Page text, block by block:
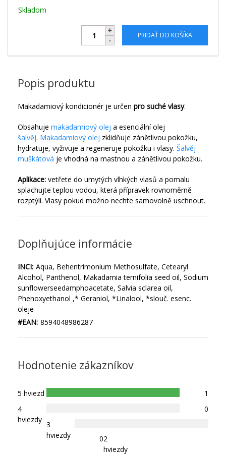
Skladom
PRIDAŤ DO KOŠÍKA
Popis produktu
Makadamiový kondicionér je určen pro suché vlasy.
Obsahuje makadamiový olej a esenciální olej
šalvěj. Makadamiový olej zklidňuje zánětlivou pokožku,
hydratuje, vyživuje a regeneruje pokožku i vlasy. Šalvěj
muškátová je vhodná na mastnou a zánětlivou pokožku.
Aplikace: vetřete do umytých vlhkých vlasů a pomalu
splachujte teplou vodou, která přípravek rovnoměrně
rozptýlí. Vlasy pokud možno nechte samovolně uschnout.
Doplňujúce informácie
INCI: Aqua, Behentrimonium Methosulfate, Cetearyl
Alcohol, Panthenol, Makadamia ternifolia seed oil, Sodium
sunflowerseedamphoacetate, Salvia sclarea oil,
Phenoxyethanol ,* Geraniol, *Linalool, *slouč. esenc.
oleje
#EAN: 8594048986287
Hodnotenie zákazníkov
5 hviezd
1
4
hviezdy
0
3
hviezdy
02
hviezdy